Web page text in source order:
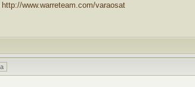
http://www.warreteam.com/varaosat